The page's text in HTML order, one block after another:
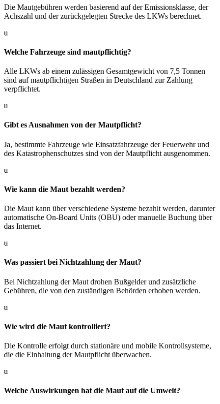
Die Mautgebühren werden basierend auf der Emissionsklasse, der
Achszahl und der zurückgelegten Strecke des LKWs berechnet.
u
Welche Fahrzeuge sind mautpflichtig?
Alle LKWs ab einem zulässigen Gesamtgewicht von 7,5 Tonnen
sind auf mautpflichtigen Straßen in Deutschland zur Zahlung
verpflichtet.
u
Gibt es Ausnahmen von der Mautpflicht?
Ja, bestimmte Fahrzeuge wie Einsatzfahrzeuge der Feuerwehr und
des Katastrophenschutzes sind von der Mautpflicht ausgenommen.
u
Wie kann die Maut bezahlt werden?
Die Maut kann über verschiedene Systeme bezahlt werden, darunter
automatische On-Board Units (OBU) oder manuelle Buchung über
das Internet.
u
Was passiert bei Nichtzahlung der Maut?
Bei Nichtzahlung der Maut drohen Bußgelder und zusätzliche
Gebühren, die von den zuständigen Behörden erhoben werden.
u
Wie wird die Maut kontrolliert?
Die Kontrolle erfolgt durch stationäre und mobile Kontrollsysteme,
die die Einhaltung der Mautpflicht überwachen.
u
Welche Auswirkungen hat die Maut auf die Umwelt?